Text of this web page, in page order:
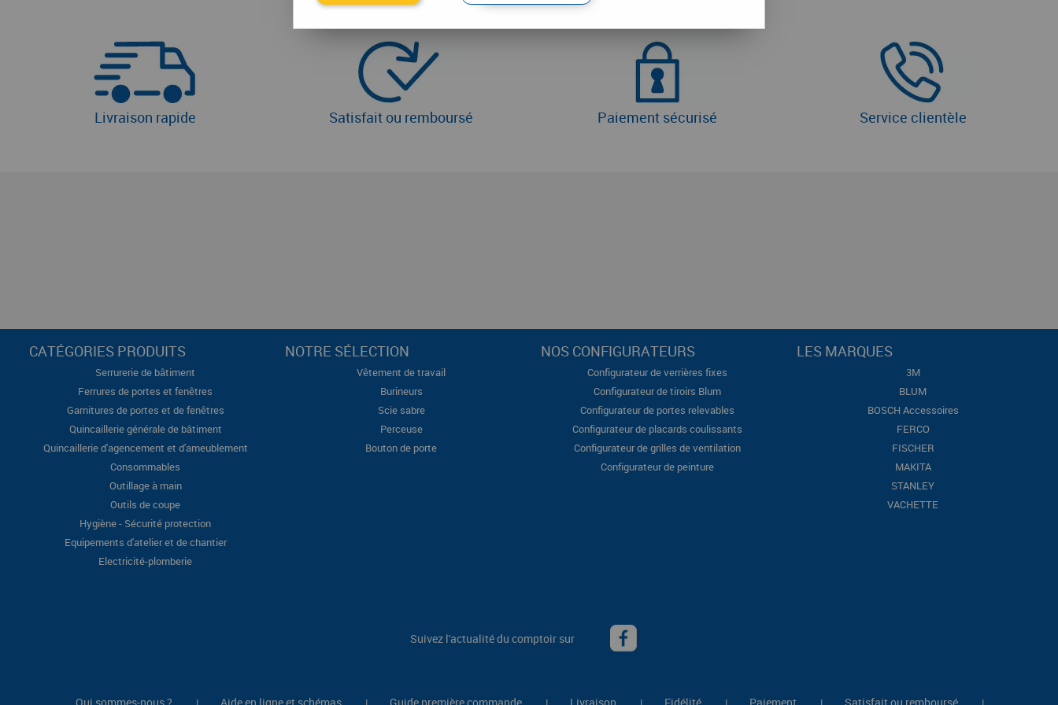
Livraison rapide Satisfait ou remboursé Paiement sécurisé Service clientèle
CATÉGORIES PRODUITS
Serrurerie de bâtiment
Ferrures de portes et fenêtres
Garnitures de portes et de fenêtres
Quincaillerie générale de bâtiment
Quincaillerie d'agencement et d'ameublement
Consommables
Outillage à main
Outils de coupe
Hygiène - Sécurité protection
Equipements d'atelier et de chantier
Electricité-plomberie
NOTRE SÉLECTION
Vêtement de travail
Burineurs
Scie sabre
Perceuse
Bouton de porte
NOS CONFIGURATEURS
Configurateur de verrières fixes
Configurateur de tiroirs Blum
Configurateur de portes relevables
Configurateur de placards coulissants
Configurateur de grilles de ventilation
Configurateur de peinture
LES MARQUES
3M
BLUM
BOSCH Accessoires
FERCO
FISCHER
MAKITA
STANLEY
VACHETTE
Suivez l'actualité du comptoir sur